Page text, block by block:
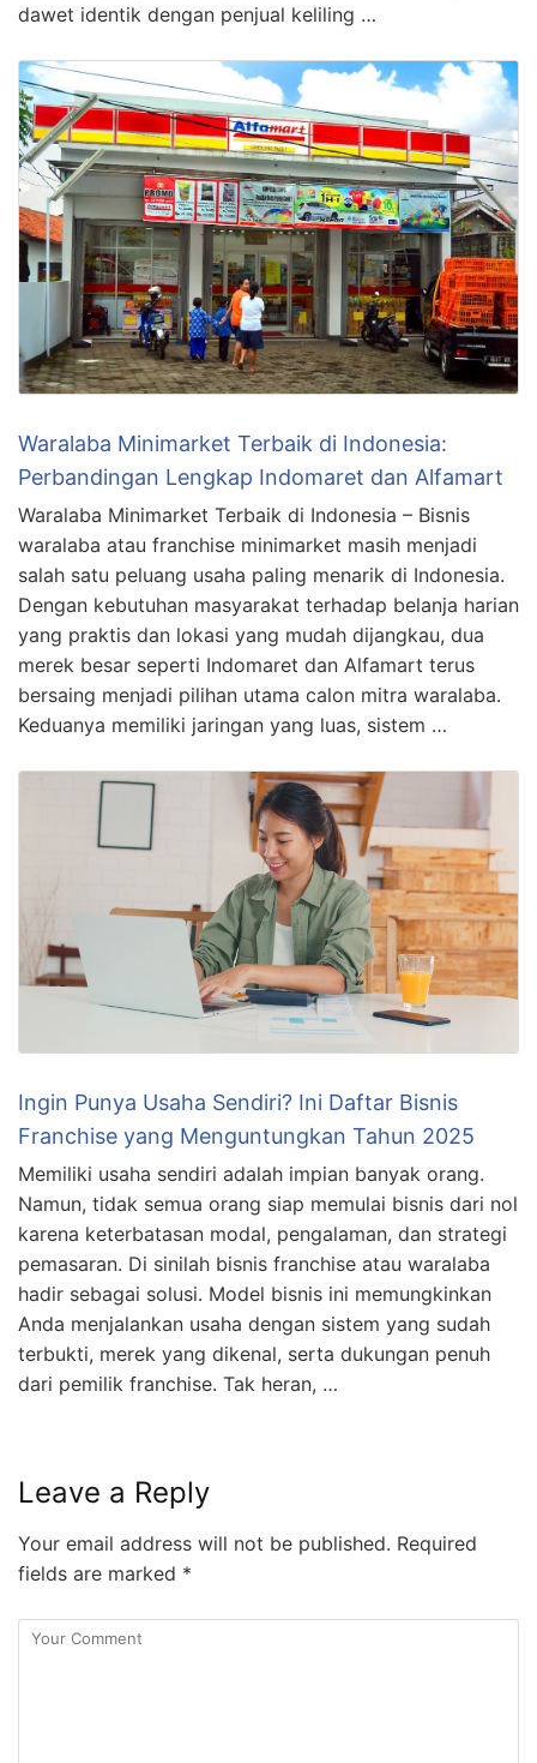
dawet identik dengan penjual keliling …
Waralaba Minimarket Terbaik di Indonesia:
Perbandingan Lengkap Indomaret dan Alfamart
Waralaba Minimarket Terbaik di Indonesia – Bisnis
waralaba atau franchise minimarket masih menjadi
salah satu peluang usaha paling menarik di Indonesia.
Dengan kebutuhan masyarakat terhadap belanja harian
yang praktis dan lokasi yang mudah dijangkau, dua
merek besar seperti Indomaret dan Alfamart terus
bersaing menjadi pilihan utama calon mitra waralaba.
Keduanya memiliki jaringan yang luas, sistem …
Ingin Punya Usaha Sendiri? Ini Daftar Bisnis
Franchise yang Menguntungkan Tahun 2025
Memiliki usaha sendiri adalah impian banyak orang.
Namun, tidak semua orang siap memulai bisnis dari nol
karena keterbatasan modal, pengalaman, dan strategi
pemasaran. Di sinilah bisnis franchise atau waralaba
hadir sebagai solusi. Model bisnis ini memungkinkan
Anda menjalankan usaha dengan sistem yang sudah
terbukti, merek yang dikenal, serta dukungan penuh
dari pemilik franchise. Tak heran, …
Leave a Reply
Your email address will not be published. Required
fields are marked *